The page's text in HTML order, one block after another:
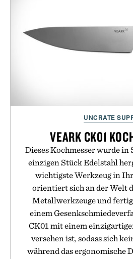
UNCRATE
VEARK CK01
Dieses Kochmesser wurde in
einzigen Stück Edelstahl
wichtigste Werkzeug in
orientiert sich an der Welt
Metallwerkzeuge und
einem
CK01 mit einem
versehen ist, sodass sich
während das ergonomische